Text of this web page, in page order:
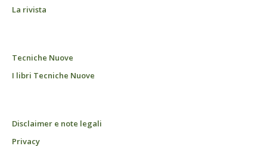
La rivista
Tecniche Nuove
I libri Tecniche Nuove
Disclaimer e note legali
Privacy